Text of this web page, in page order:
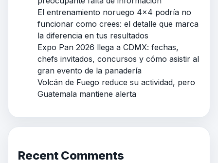
El entrenamiento noruego 4×4 podría no
funcionar como crees: el detalle que marca
la diferencia en tus resultados
Expo Pan 2026 llega a CDMX: fechas,
chefs invitados, concursos y cómo asistir al
gran evento de la panadería
Volcán de Fuego reduce su actividad, pero
Guatemala mantiene alerta
Recent Comments